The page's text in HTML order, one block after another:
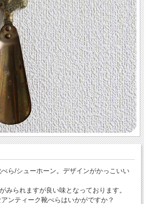
ら/シューホーン。デザインがかっこいい
みられますが良い味となっております。
ンティーク靴べらはいかがですか？